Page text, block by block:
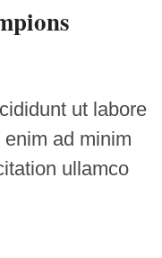
ut labore
ad minim
ullamco